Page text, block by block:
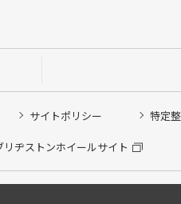
サイトポリシー 特定
リヂストンホイールサイト